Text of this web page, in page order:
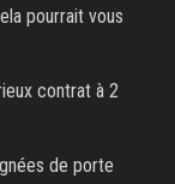
pourrait vous
contrat à 2
de porte